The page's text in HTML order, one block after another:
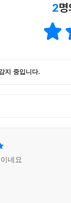
어에 매료된 가장
어려운 영어 단어
견과 주장중의 하나
국식 영어 교육을
던 바는 내가 30년
는 내용을 이 책을
2
지 중입니다.
네요